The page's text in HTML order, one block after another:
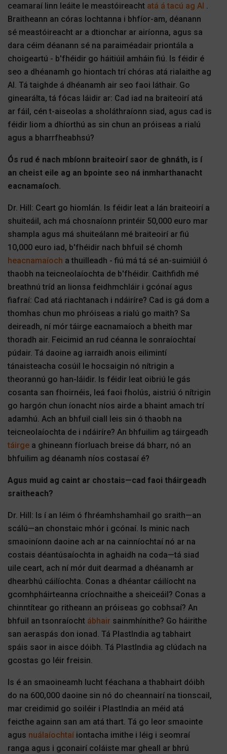
ceamaraí linn leáite le meastóireacht atá á tacú ag AI .
Braitheann an córas lochtanna i bhfíor-am, déanann
sé meastóireacht ar a dtionchar ar airíonna, agus sa
dara céim déanann sé na paraiméadair priontála a
choigeartú - b'fhéidir go háitiúil amháin fiú. Is féidir é
seo a dhéanamh go hiontach trí chóras atá rialaithe ag
AI. Tá taighde á dhéanamh air seo faoi láthair. Go
ginearálta, tá fócas láidir ar: Cad iad na braiteoirí atá
ar fáil, cén t-aiseolas a sholáthraíonn siad, agus cad is
féidir liom a dhíorthú as sin chun an próiseas a rialú
agus a bharrfheabhsú?
Ós rud é nach mbíonn braiteoirí saor de ghnáth, is í
an cheist eile ag an bpointe seo ná inmharthanacht
eacnamaíoch.
Dr. Hill: Ceart go hiomlán. Is féidir leat a lán braiteoirí a
shuiteáil, ach má chosnaíonn printéir 50,000 euro mar
shampla agus má shuiteálann mé braiteoirí ar fiú
10,000 euro iad, b'fhéidir nach bhfuil sé chomh
heacnamaíoch a thuilleadh - fiú má tá sé an-suimiúil ó
thaobh na teicneolaíochta de b'fhéidir. Caithfidh mé
breathnú tríd an lionsa feidhmchláir i gcónaí agus
fiafraí: Cad atá riachtanach i ndáiríre? Cad is gá dom a
thomhas chun mo phróiseas a rialú go maith? Sa
deireadh, ní mór táirge eacnamaíoch a bheith mar
thoradh air. Feicimid an rud céanna le sonraíochtaí
púdair. Tá daoine ag iarraidh anois eilimintí
tánaisteacha cosúil le hocsaigin nó nítrigin a
theorannú go han-láidir. Is féidir leat oibriú le gás
cosanta san fhoirnéis, leá faoi fholús, aistriú ó nítrigin
go hargón chun íonacht níos airde a bhaint amach trí
adamhú. Ach an bhfuil ciall leis sin ó thaobh na
teicneolaíochta de i ndáiríre? An bhfuilim ag táirgeadh
táirge a ghineann fíorluach breise dá bharr, nó an
bhfuilim ag déanamh níos costasaí é?
Agus muid ag caint ar chostais—cad faoi tháirgeadh
sraitheach?
Dr. Hill: Is í an léim ó fhréamhshamhail go sraith—an
scálú—an chonstaic mhór i gcónaí. Is minic nach
smaoiníonn daoine ach ar na cainníochtaí nó ar na
costais déantúsaíochta in aghaidh na coda—tá siad
uile ceart, ach ní mór duit dearmad a dhéanamh ar
dhearbhú cáilíochta. Conas a dhéantar cáilíocht na
gcomhpháirteanna críochnaithe a sheiceáil? Conas a
chinntítear go ritheann an próiseas go cobhsaí? An
bhfuil an tsonraíocht ábhair sainmhínithe? Go háirithe
san aeraspás don ionad. Tá PlastIndia ag tabhairt
spáis saor in aisce dóibh. Tá PlastIndia ag clúdach na
gcostas go léir freisin.
Is é an smaoineamh lucht féachana a thabhairt dóibh
do na 600,000 daoine sin nó do cheannairí na tionscail,
mar creidimid go soiléir i PlastIndia an méid atá
feicthe againn san am atá thart. Tá go leor smaointe
agus nuálaíochtaí iontacha imithe i léig i seomraí
ranga agus i gconairí coláiste mar gheall ar bhrú